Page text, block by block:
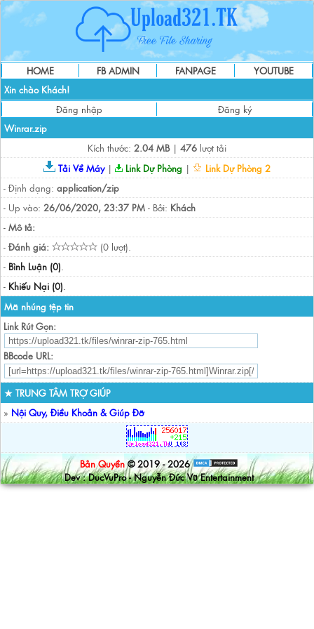
HOME FB ADMIN FANPAGE
YOUTUBE
Xin chào Khách!
Đăng nhập
Đăng ký
Winrar.zip
Kích thước: 2.04 MB| 476 lượt tải
Tải Về Máy| Link Dự Phòng |
Link Dự Phòng 2
- Định dạng: application/zip
- Up vào: 26/06/2020, 23:37 PM - Bởi: Khách
- Mô tả:
- Đánh giá:
(0 lượt).
- Bình Luận (0).
- Khiếu Nại (0).
Mã nhúng tệp tin
Link Rút Gọn:
BBcode URL:
★ TRUNG TÂM TRỢ GIÚP
» Nội Quy, Điều Khoản & Giúp Đỡ
Bản Quyền © 2019 - 2026
Dev : DucVuPro - Nguyễn Đức Vũ Entertainment